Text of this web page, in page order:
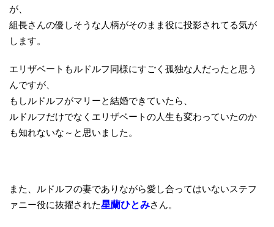
が、
組長さんの優しそうな人柄がそのまま役に投影されてる気が
します。
エリザベートもルドルフ同様にすごく孤独な人だったと思う
んですが、
もしルドルフがマリーと結婚できていたら、
ルドルフだけでなくエリザベートの人生も変わっていたのか
も知れないな～と思いました。
また、ルドルフの妻でありながら愛し合ってはいないステフ
ァニー役に抜擢された星蘭ひとみさん。